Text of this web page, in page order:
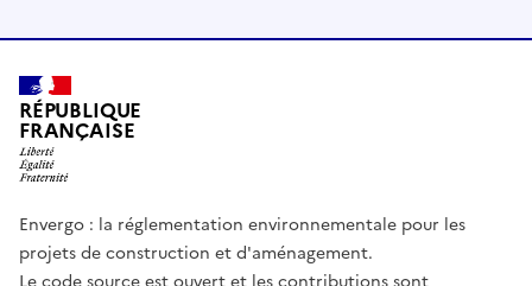
RÉPUBLIQUE
FRANÇAISE
Envergo : la réglementation environnementale pour les
projets de construction et d'aménagement.